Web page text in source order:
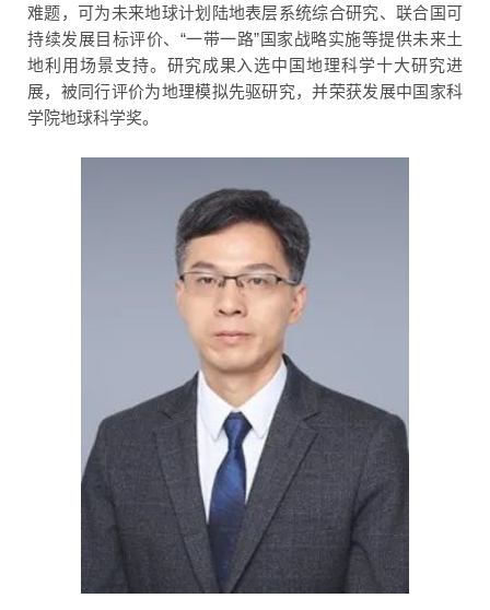
难题，可为未来地球计划陆地表层系统综合研究、联合国可
持续发展目标评价、“一带一路”国家战略实施等提供未来土
地利用场景支持。研究成果入选中国地理科学十大研究进
展，被同行评价为地理模拟先驱研究，并荣获发展中国家科
学院地球科学奖。